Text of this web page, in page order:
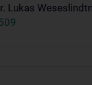
Lukas